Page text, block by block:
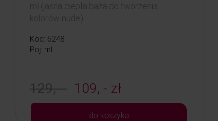
ml (jasna ciepła baza do tworzenia
kolorów nude)
Kod: 6248
Poj: ml
129, - 109, - zł
do koszyka